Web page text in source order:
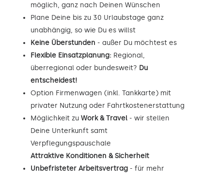
möglich, ganz nach Deinen Wünschen
Plane Deine bis zu 30 Urlaubstage ganz
unabhängig, so wie Du es willst
Keine Überstunden - außer Du möchtest es
Flexible Einsatzplanung: Regional,
überregional oder bundesweit? Du
entscheidest!
Option Firmenwagen (inkl. Tankkarte) mit
privater Nutzung oder Fahrtkostenerstattung
Möglichkeit zu Work & Travel - wir stellen
Deine Unterkunft samt
Verpflegungspauschale
Attraktive Konditionen & Sicherheit
Unbefristeter Arbeitsvertrag - für mehr